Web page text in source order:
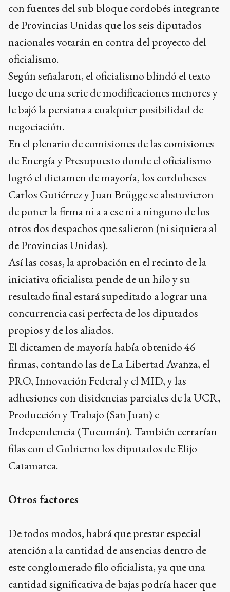
con fuentes del sub bloque cordobés integrante
de Provincias Unidas que los seis diputados
nacionales votarán en contra del proyecto del
oficialismo.
Según señalaron, el oficialismo blindó el texto
luego de una serie de modificaciones menores y
le bajó la persiana a cualquier posibilidad de
negociación.
En el plenario de comisiones de las comisiones
de Energía y Presupuesto donde el oficialismo
logró el dictamen de mayoría, los cordobeses
Carlos Gutiérrez y Juan Brügge se abstuvieron
de poner la firma ni a a ese ni a ninguno de los
otros dos despachos que salieron (ni siquiera al
de Provincias Unidas).
Así las cosas, la aprobación en el recinto de la
iniciativa oficialista pende de un hilo y su
resultado final estará supeditado a lograr una
concurrencia casi perfecta de los diputados
propios y de los aliados.
El dictamen de mayoría había obtenido 46
firmas, contando las de La Libertad Avanza, el
PRO, Innovación Federal y el MID, y las
adhesiones con disidencias parciales de la UCR,
Producción y Trabajo (San Juan) e
Independencia (Tucumán). También cerrarían
filas con el Gobierno los diputados de Elijo
Catamarca.
Otros factores
De todos modos, habrá que prestar especial
atención a la cantidad de ausencias dentro de
este conglomerado filo oficialista, ya que una
cantidad significativa de bajas podría hacer que